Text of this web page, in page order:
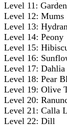
Level 11:
Level 12: Mums
Level 13:
Level 14: Peony
Level 15:
Level 16:
Level 17: Dahlia
Level 18: Pear
Level 19: Olive
Level 20:
Level 21: Calla
Level 22: Dill